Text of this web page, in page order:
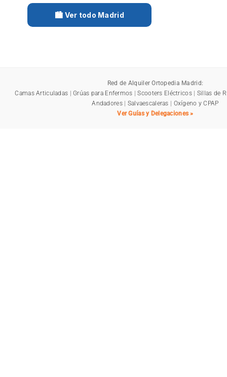
🏙️ Ver todo Madrid
Red de Alquiler Ortopedia Madrid:
Camas Articuladas |Grúas para Enfermos |Scooters Eléctricos| Sillas de
Andadores| Salvaescaleras | Oxígeno y CPAP
Ver Guías y Delegaciones »